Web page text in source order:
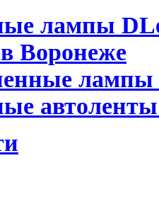
лампы
Воронеже